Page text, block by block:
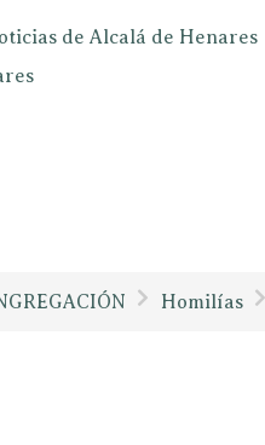
de Alcalá de Henares
Homilías